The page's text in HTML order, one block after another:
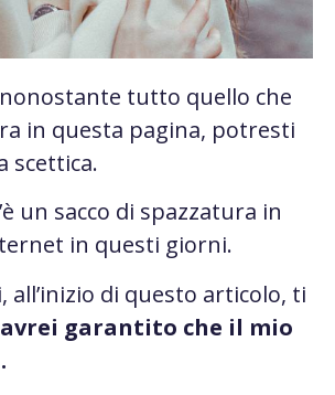
tutto quello che
in questa pagina, potresti
scettica.
un sacco di spazzatura in
in questi giorni.
all’inizio di questo articolo, ti
avrei garantito che il mio